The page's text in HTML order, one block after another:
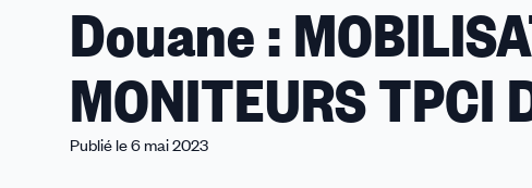
êtes
MOBILISATION
DES
MONITEURS
Douane :
MONITEURS TPCI
Publié le 6 mai 2023